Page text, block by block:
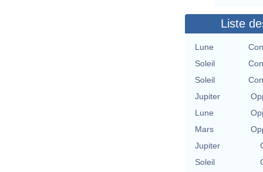
Liste
Lune
Soleil
Soleil
Jupiter
Lune
Mars
Jupiter
Soleil